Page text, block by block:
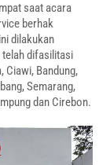
saat acara
berhak
dilakukan
telah difasilitasi
Ciawi, Bandung,
Semarang,
dan Cirebon.